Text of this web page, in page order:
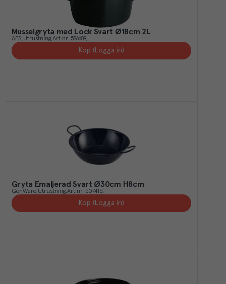
Musselgryta med Lock Svart Ø18cm 2L
APS Utrustning Art.nr. 586689
Köp (Logga in)
Gryta Emaljerad Svart Ø30cm H8cm
GenWare Utrustning Art.nr. 507415
Köp (Logga in)